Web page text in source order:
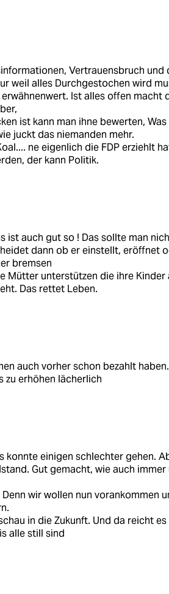
Vertrauensbruch und
weil alles Durchgestochen wird
Ist alles offen macht
ist kann man ihne bewerten,
juckt das niemanden mehr.
ne eigenlich die FDP erziehlt
der kann Politik.
ist auch gut so ! Das sollte man
dann ob er einstellt, eröffnet
bremsen
Mütter unterstützen die ihre Kinder
Das rettet Leben.
auch vorher schon bezahlt
zu erhöhen lächerlich
konnte einigen schlechter gehen.
Gut gemacht, wie auch immer
wir wollen nun vorankommen
in die Zukunft. Und da reicht
alle still sind